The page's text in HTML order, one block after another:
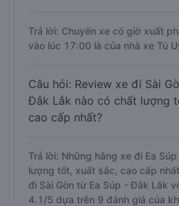
Trả lời: Chuyến xe có giờ xuất
vào lúc 17:00 là của nhà xe Tú
Câu hỏi: Review xe đi Sài
Đắk Lắk nào có chất lượng
cao cấp nhất?
Trả lời: Những hãng xe đi Ea
lượng tốt, xuất sắc, cao cấp
đi Sài Gòn từ Ea Súp - Đắk Lắk
4.1/5 dựa trên 9 đánh giá của